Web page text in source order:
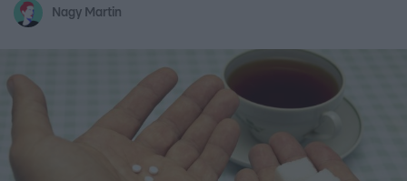
Nagy Martin